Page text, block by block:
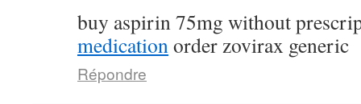
buy aspirin 75mg without
medicationorder zovirax generic
Répondre